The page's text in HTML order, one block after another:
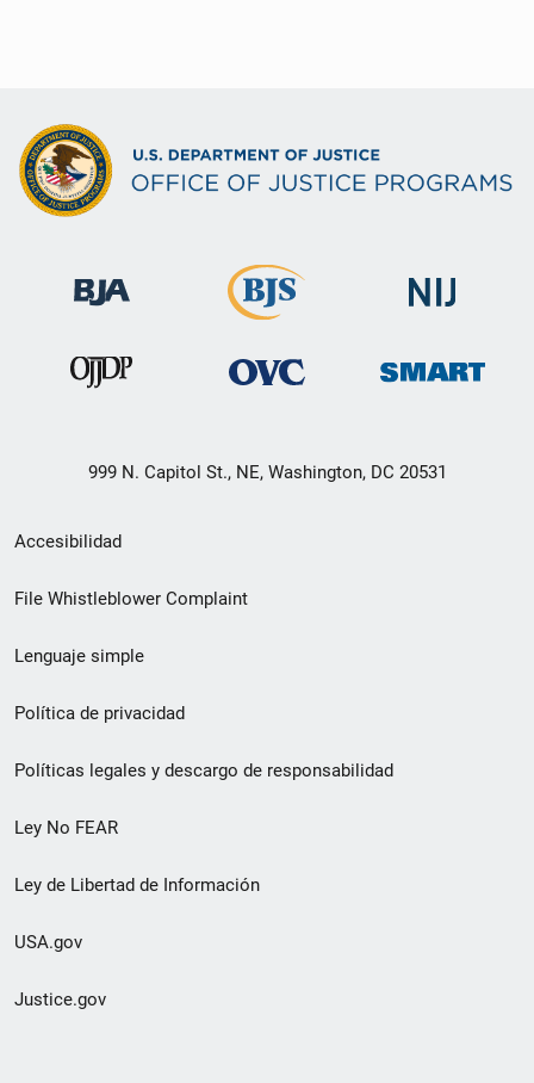
999 N. Capitol St., NE, Washington, DC 20531
Menú
de
de
pie
de
página
Accesibilidad
File Whistleblower Complaint
Lenguaje simple
Política de privacidad
Políticas legales y descargo de responsabilidad
Ley No FEAR
Ley de Libertad de Información
USA.gov
Justice.gov